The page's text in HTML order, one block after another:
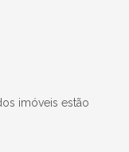
imóveis estão